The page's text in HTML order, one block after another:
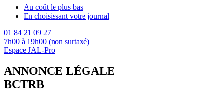
Au coût le plus bas
En choisissant votre journal
01 84 21 09 27
7h00 à 19h00 (non surtaxé)
Espace JAL-Pro
ANNONCE LÉGALE
BCTRB